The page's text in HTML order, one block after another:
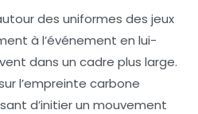
des uniformes des jeux
à l’événement en lui-
dans un cadre plus large.
l’empreinte carbone
d’initier un mouvement